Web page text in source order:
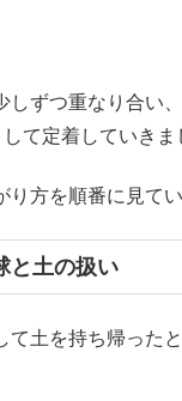
しずつ重なり合い
て定着していきま
り方を順番に見てい
と土の扱い
て土を持ち帰った